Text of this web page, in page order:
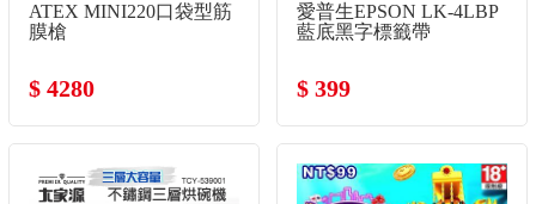
ATEX MINI220口袋型筋
膜槍
$ 4280
愛普生EPSON LK-4LBP
藍底黑字標籤帶
$ 399